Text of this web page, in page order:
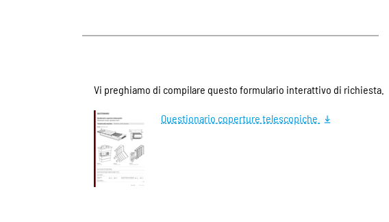
Vi preghiamo di compilare questo formulario interattivo di richiesta.
Questionario coperture telescopiche